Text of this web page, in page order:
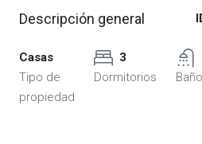
Descripción general
Casas
Tipo de
propiedad
3
Dormitorios
Baño